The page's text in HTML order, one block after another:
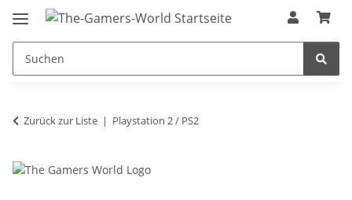
Zurück zur Liste Playstation 2 / PS2